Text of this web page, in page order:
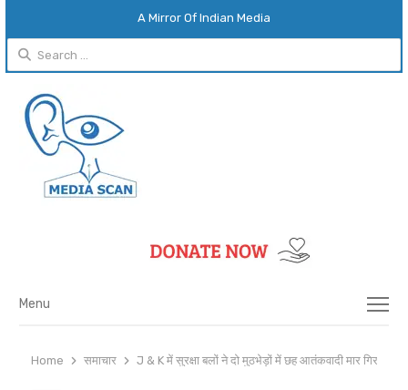
A Mirror Of Indian Media
Search
for:
Menu
Menu
Home समाचार J & K में सुरक्षा बलों ने दो मुठभेड़ों में छह आतंकवादी मार गिराए